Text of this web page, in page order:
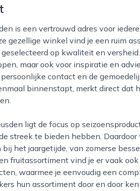
gezellige winkel vind je een ruim
geselecteerd op kwaliteit en
maar ook voor inspiratie en
contact en de
binnenstapt, merkt direct dat
streek te bieden hebben.
bij het jaargetijde, van zomerse
fruitassortiment vind je er vaak
waarmee je eenvoudig een
hun assortiment door en door